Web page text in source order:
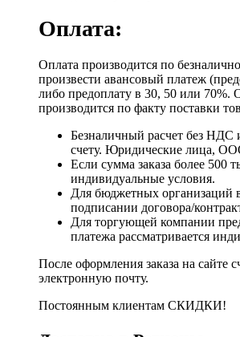
Оплата:
Оплата производится по
произвести авансовый платеж
либо предоплату в 30, 50 или 70%.
производится по факту поставки
Безналичный расчет без
счету. Юридические лица,
Если сумма заказа более 500
индивидуальные условия.
Для бюджетных организаций
подписании договора/
Для торгующей компании
платежа рассматривается
После оформления заказа на сайте
электронную почту.
Постоянным клиентам СКИДКИ!